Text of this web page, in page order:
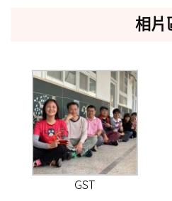
相片
GST